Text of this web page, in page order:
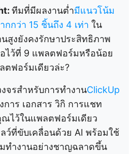
ทีมที่มีผลงานต่ำมีแนวโน้ม
กกว่า 15 ชิ้นถึง 4 เท่า ใน
สูงยังคงรักษาประสิทธิภาพ
ไว้ที่ 9 แพลตฟอร์มหรือน้อย
ตฟอร์มเดียวล่ะ?
จรสำหรับการทำงานClickUp
การ เอกสาร วิกิ การแชท
ไว้ในแพลตฟอร์มเดียว
ว์ที่ขับเคลื่อนด้วย AI พร้อมใช้
ทำงานอย่างชาญฉลาดขึ้น